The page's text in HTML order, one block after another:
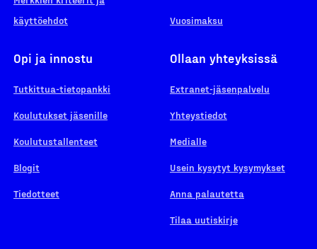
käyttöehdot
Vuosimaksu
Opi ja innostu
Tutkittua-tietopankki
Koulutukset jäsenille
Koulutustallenteet
Blogit
Tiedotteet
Ollaan yhteyksissä
Extranet-jäsenpalvelu
Yhteystiedot
Medialle
Usein kysytyt kysymykset
Anna palautetta
Tilaa uutiskirje